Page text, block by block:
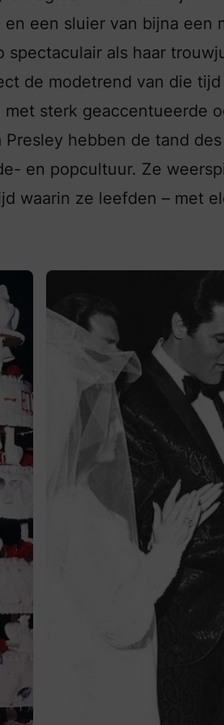
een sluier van bijna een
als haar
de modetrend van die
sterk geaccentueerde
hebben de tand
en popcultuur. Ze
waarin ze leefden – met